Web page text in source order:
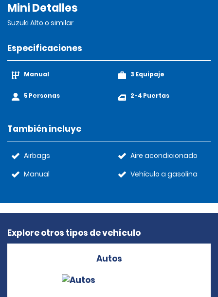
Mini Detalles
Suzuki Alto o similar
Especificaciones
Manual
5 Personas
3 Equipaje
2-4 Puertas
También incluye
Airbags
Manual
Aire acondicionado
Vehículo a gasolina
Explore otros tipos de vehículo
Autos